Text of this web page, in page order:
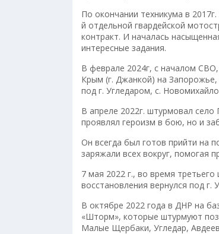
По окончании техникума в
й отдельной гвардейской
контракт. И началась
интересные задания.
В феврале 2024г, с началом
Крым (г. Джанкой) на
под г. Угледаром, с.
В апреле 2022г. штурмовал
проявлял героизм в бою, но и
Он всегда был готов прийти на
заряжали всех вокруг, помогая
7 мая 2022 г., во время
восстановления вернулся под г.
В октябре 2022 года в ДНР на
«Шторм», которые штурмуют
Малые Щербаки, Угледар,